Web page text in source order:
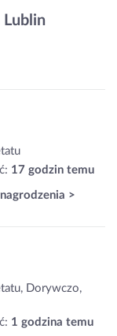
Lublin
17 godzin temu
>
Dorywczo,
1 godzina temu